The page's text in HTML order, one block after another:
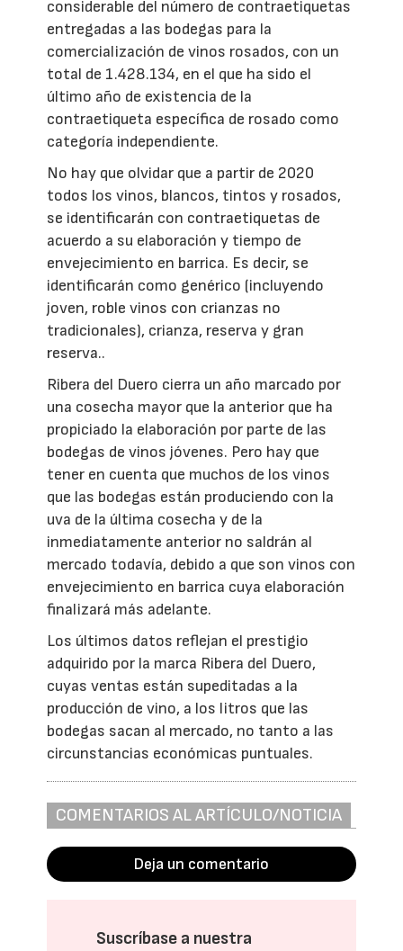
considerable del número de contraetiquetas
entregadas a las bodegas para la
comercialización de vinos rosados, con un
total de 1.428.134, en el que ha sido el
último año de existencia de la
contraetiqueta específica de rosado como
categoría independiente.
No hay que olvidar que a partir de 2020
todos los vinos, blancos, tintos y rosados,
se identificarán con contraetiquetas de
acuerdo a su elaboración y tiempo de
envejecimiento en barrica. Es decir, se
identificarán como genérico (incluyendo
joven, roble vinos con crianzas no
tradicionales), crianza, reserva y gran
reserva..
Ribera del Duero cierra un año marcado por
una cosecha mayor que la anterior que ha
propiciado la elaboración por parte de las
bodegas de vinos jóvenes. Pero hay que
tener en cuenta que muchos de los vinos
que las bodegas están produciendo con la
uva de la última cosecha y de la
inmediatamente anterior no saldrán al
mercado todavía, debido a que son vinos con
envejecimiento en barrica cuya elaboración
finalizará más adelante.
Los últimos datos reflejan el prestigio
adquirido por la marca Ribera del Duero,
cuyas ventas están supeditadas a la
producción de vino, a los litros que las
bodegas sacan al mercado, no tanto a las
circunstancias económicas puntuales.
COMENTARIOS AL ARTÍCULO/NOTICIA
Deja un comentario
Suscríbase a nuestra